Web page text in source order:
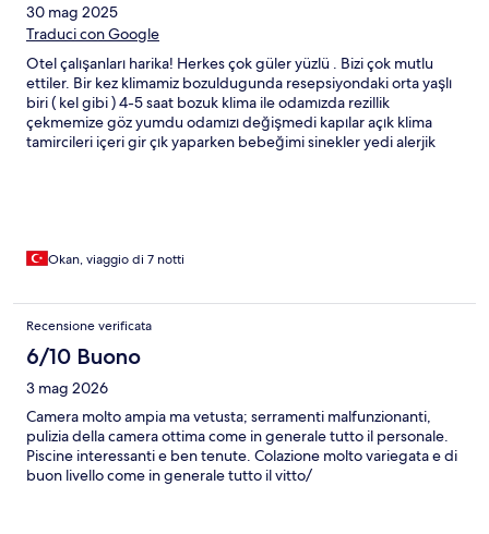
30 mag 2025
Traduci con Google
Otel çalışanları harika! Herkes çok güler yüzlü . Bizi çok mutlu
ettiler. Bir kez klimamiz bozuldugunda resepsiyondaki orta yaşlı
biri ( kel gibi ) 4-5 saat bozuk klima ile odamızda rezillik
çekmemize göz yumdu odamızı değişmedi kapılar açık klima
tamircileri içeri gir çık yaparken bebeğimi sinekler yedi alerjik
değişiyor. Ama yerleri bizim gibi temiz silmediklerinden asla
güzel. ASANSÖR YOK bu devirde asansör nasıl olmaz bebek
arabasiyla merdivenlerden taşıdık her gün. Walid ,
barmenler ,lifeguardlar harika insanlar . Aşçılardan bir yumurta
Otobüsle sahile götürüp getiriyorlar ücretsiz. Plaj güzeldi.
Yemeklere gelince, alışmak zaman aldı, ama aç kalmadık çeşit
var. Bazen de harika yemekler vardı. Bu fiyata bence otel iyiydi,
ama böcek ilacı alın.
Okan, viaggio di 7 notti
Recensione verificata
6/10 Buono
3 mag 2026
Camera molto ampia ma vetusta; serramenti malfunzionanti,
pulizia della camera ottima come in generale tutto il personale.
Piscine interessanti e ben tenute. Colazione molto variegata e di
buon livello come in generale tutto il vitto/